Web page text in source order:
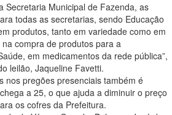
Secretaria Municipal de Fazenda, as
todas as secretarias, sendo Educação
produtos, tanto em variedade como em
compra de produtos para a
em medicamentos da rede pública”,
leilão, Jaqueline Favetti.
nos pregões presenciais também é
a 25, o que ajuda a diminuir o preço
os cofres da Prefeitura.